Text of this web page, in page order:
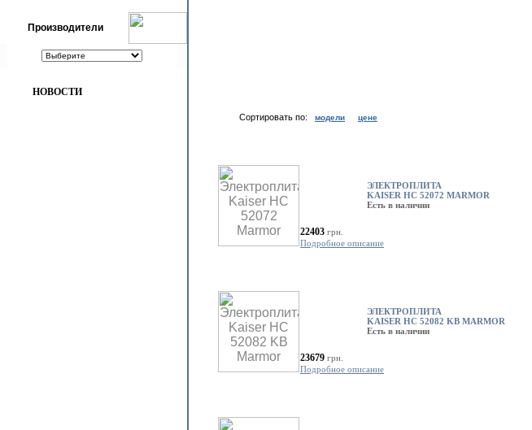
Производители
НОВОСТИ
Сортировать по: модели цене
ЭЛЕКТРОПЛИТА
KAISER HC 52072 MARMOR
Есть в наличии
22403 грн.
Подробное описание
ЭЛЕКТРОПЛИТА
KAISER HC 52082 KB MARMOR
Есть в наличии
23679 грн.
Подробное описание